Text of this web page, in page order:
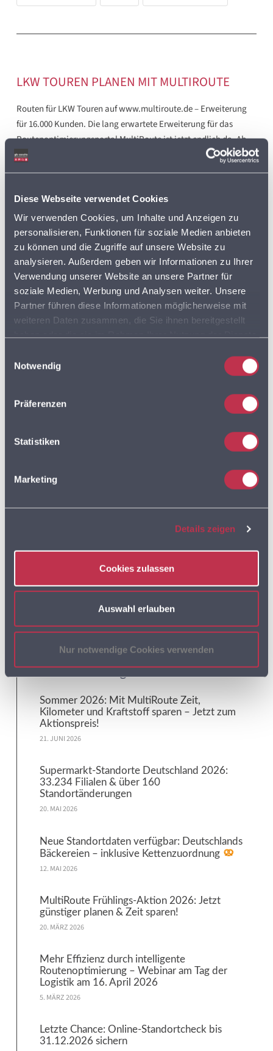
Diese Webseite verwendet Cookies
Wir verwenden Cookies, um Inhalte und Anzeigen zu
personalisieren, Funktionen für soziale Medien anbieten
zu können und die Zugriffe auf unsere Website zu
analysieren. Außerdem geben wir Informationen zu Ihrer
Verwendung unserer Website an unsere Partner für
soziale Medien, Werbung und Analysen weiter. Unsere
Partner führen diese Informationen möglicherweise mit
weiteren Daten zusammen, die Sie ihnen bereitgestellt
Cookies, wenn Sie unsere Webseite weiterhin nutzen.
Notwendig
Präferenzen
Statistiken
Marketing
Details zeigen
Cookies zulassen
Auswahl erlauben
Nur notwendige Cookies verwenden
LKW TOUREN PLANEN MIT MULTIROUTE
Routen für LKW Touren auf www.multiroute.de – Erweiterung
für 16.000 Kunden. Die lang erwartete Erweiterung für das
Routenoptimierungsportal MultiRoute ist jetzt endlich da. Ab
sofort lassen sich mit www.multiroute.de auch Routen für LKWs
berechnen. Neben der Optimierung von PKW- und Fußgänger-
Gewichtsklassen (LGV/HGV) in Deutschland, allen seinen
Nachbarländern und Italien, optimierte Routen berechnet
werden. Dabei …
mehr lesen …
LKW LKW ROUTING MULTIROUTE ROUTENOPTIMIERUNG
ROUTENPLANUNG
MULTIROUTE
LKW Routenplanung wird möglich mit www.multiroute.de
ITALIEN NIEDERLANDE
Search
Aktuelles von gb consite
Sommer 2026: Mit MultiRoute Zeit,
Kilometer und Kraftstoff sparen – Jetzt zum
Aktionspreis!
21. JUNI 2026
Supermarkt-Standorte Deutschland 2026:
33.234 Filialen & über 160
Standortänderungen
20. MAI 2026
Neue Standortdaten verfügbar: Deutschlands
Bäckereien – inklusive Kettenzuordnung
12. MAI 2026
MultiRoute Frühlings-Aktion 2026: Jetzt
günstiger planen & Zeit sparen!
20. MÄRZ 2026
Mehr Effizienz durch intelligente
Routenoptimierung – Webinar am Tag der
Logistik am 16. April 2026
5. MÄRZ 2026
Letzte Chance: Online-Standortcheck bis
31.12.2026 sichern